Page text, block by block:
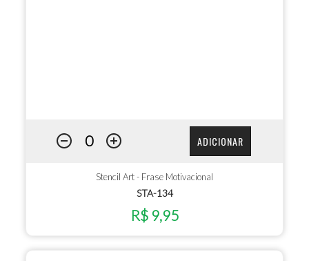
ADICIONAR
Stencil Art - Frase Motivacional
STA-134
R$ 9,95